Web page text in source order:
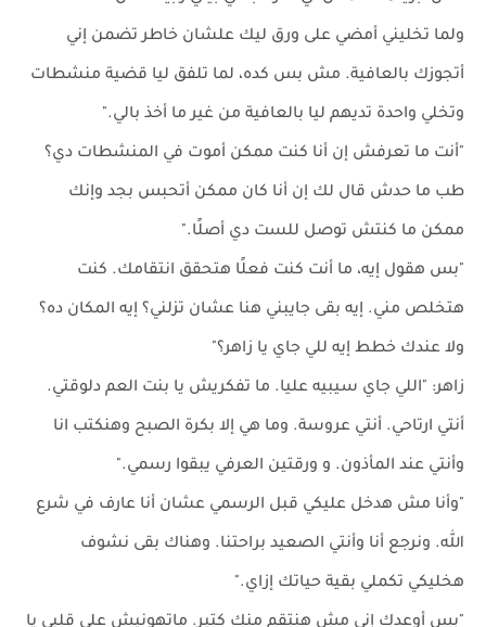
ولما تخليني أمضي على ورق ليك علشان خاطر تضمن إني
أتجوزك بالعافية. مش بس كده، لما تلفق ليا قضية منشطات
وتخلي واحدة تديهم ليا بالعافية من غير ما أخذ بالي."
"أنت ما تعرفش إن أنا كنت ممكن أموت في المنشطات دي؟
طب ما حدش قال لك إن أنا كان ممكن أتحبس بجد وإنك
ممكن ما كنتش توصل للست دي أصلًا."
"بس هقول إيه، ما أنت كنت فعلًا هتحقق انتقامك. كنت
هتخلص مني. إيه بقى جايبني هنا عشان تزلني؟ إيه المكان ده؟
ولا عندك خطط إيه للي جاي يا زاهر؟"
زاهر: "اللي جاي سيبيه عليا. ما تفكريش يا بنت العم دلوقتي.
أنتي ارتاحي. أنتي عروسة. وما هي إلا بكرة الصبح وهنكتب انا
وأنتي عند المأذون. و ورقتين العرفي يبقوا رسمي."
"وأنا مش هدخل عليكي قبل الرسمي عشان أنا عارف في شرع
الله. ونرجع أنا وأنتي الصعيد براحتنا. وهناك بقى نشوف
هخليكي تكملي بقية حياتك إزاي."
"بس أوعدك إني مش هنتقم منك كتير. ماتهونيش على قلبي يا